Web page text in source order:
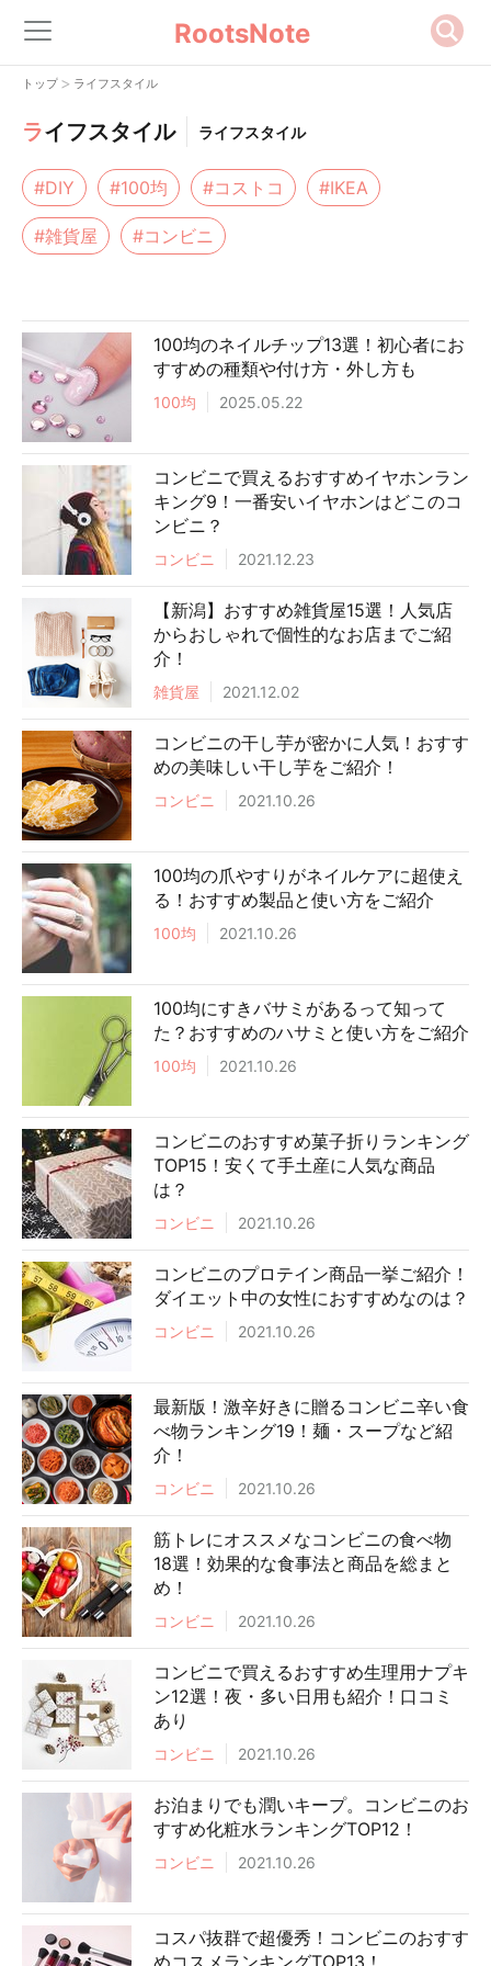
RootsNote
トップ > ライフスタイル
ライフスタイル ライフスタイル
#DIY #100均 #コストコ #IKEA
#雑貨屋 #コンビニ
100均のネイルチップ13選！初心者にお
すすめの種類や付け方・外し方も
100均 2025.05.22
コンビニで買えるおすすめイヤホンラン
キング9！一番安いイヤホンはどこのコ
ンビニ？
コンビニ 2021.12.23
【新潟】おすすめ雑貨屋15選！人気店
からおしゃれで個性的なお店までご紹
介！
雑貨屋 2021.12.02
コンビニの干し芋が密かに人気！おすす
めの美味しい干し芋をご紹介！
コンビニ 2021.10.26
100均の爪やすりがネイルケアに超使え
る！おすすめ製品と使い方をご紹介
100均 2021.10.26
100均にすきバサミがあるって知って
た？おすすめのハサミと使い方をご紹介
100均 2021.10.26
コンビニのおすすめ菓子折りランキング
TOP15！安くて手土産に人気な商品
は？
コンビニ 2021.10.26
コンビニのプロテイン商品一挙ご紹介！
ダイエット中の女性におすすめなのは？
コンビニ 2021.10.26
最新版！激辛好きに贈るコンビニ辛い食
べ物ランキング19！麺・スープなど紹
介！
コンビニ 2021.10.26
筋トレにオススメなコンビニの食べ物
18選！効果的な食事法と商品を総まと
め！
コンビニ 2021.10.26
コンビニで買えるおすすめ生理用ナプキ
ン12選！夜・多い日用も紹介！口コミ
あり
コンビニ 2021.10.26
お泊まりでも潤いキープ。コンビニのお
すすめ化粧水ランキングTOP12！
コンビニ 2021.10.26
コスパ抜群で超優秀！コンビニのおすす
めコスメランキングTOP13！